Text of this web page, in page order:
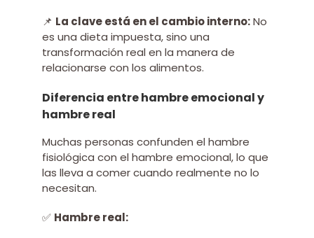
📌 La clave está en el cambio interno:No
es una dieta impuesta, sino una
transformación real en la manera de
relacionarse con los alimentos.
Diferencia entre hambre emocional y
hambre real
Muchas personas confunden el hambre
fisiológica con el hambre emocional, lo que
las lleva a comer cuando realmente no lo
necesitan.
✅ Hambre real: